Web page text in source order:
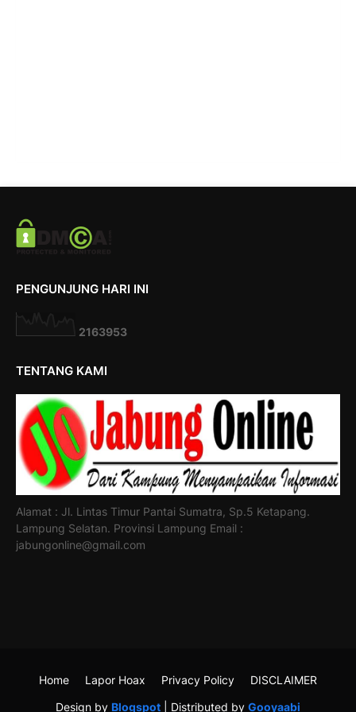
PENGUNJUNG HARI INI
2163953
TENTANG KAMI
Alamat : Jl. Lintas Timur Pantai Sumatra, Sp.5 Ketapang.
Lampung Selatan. Provinsi Lampung Email :
jabungonline@gmail.com
Design by Blogspot | Distributed by Gooyaabi
Home Lapor Hoax Privacy Policy DISCLAIMER